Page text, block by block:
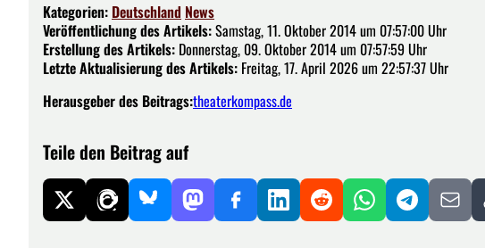
Kategorien: Deutschland News
Veröffentlichung des Artikels:Samstag, 11. Oktober 2014 um 07:57:00 Uhr
Erstellung des Artikels: Donnerstag, 09. Oktober 2014 um 07:57:59 Uhr
Letzte Aktualisierung des Artikels: Freitag, 17. April 2026 um 22:57:37 Uhr
Herausgeber des Beitrags:theaterkompass.de
Teile den Beitrag auf